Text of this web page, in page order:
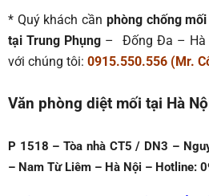
* Quý khách cần phòng chống
tại Trung Phụng – Đống Đa – Hà
với chúng tôi: 0915.550.556 (Mr.
Văn phòng diệt mối tại Hà
P 1518 – Tòa nhà CT5 / DN3 –
– Nam Từ Liêm – Hà Nội – Hotline: